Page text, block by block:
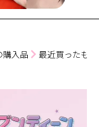
購入品 最近買ったも